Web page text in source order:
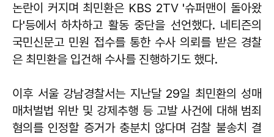
논란이 커지며 최민환은 KBS 2TV '슈퍼맨이 돌아왔
다'등에서 하차하고 활동 중단을 선언했다. 네티즌의
국민신문고 민원 접수를 통한 수사 의뢰를 받은 경찰
은 최민환을 입건해 수사를 진행하기도 했다.
이후 서울 강남경찰서는 지난달 29일 최민환의 성매
매처벌법 위반 및 강제추행 등 고발 사건에 대해 범죄
혐의를 인정할 증거가 충분치 않다며 검찰 불송치 결